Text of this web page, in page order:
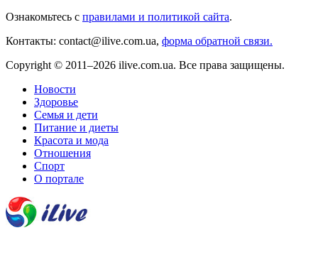
Ознакомьтесь с правилами и политикой сайта.
Контакты: contact@ilive.com.ua, форма обратной связи.
Copyright © 2011–2026 ilive.com.ua. Все права защищены.
Новости
Здоровье
Семья и дети
Питание и диеты
Красота и мода
Отношения
Спорт
О портале